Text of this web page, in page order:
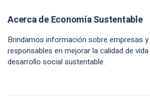
Acerca de Economía Sustentable
Brindamos información sobre empresas
responsables en mejorar la calidad de
desarrollo social sustentable.